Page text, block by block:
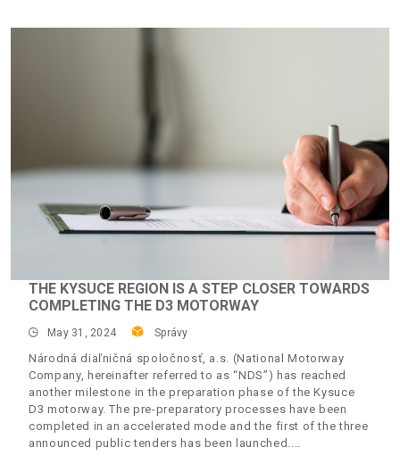
THE KYSUCE REGION IS A STEP CLOSER TOWARDS
COMPLETING THE D3 MOTORWAY
May 31, 2024 Správy
Národná diaľničná spoločnosť, a.s. (National Motorway
Company, hereinafter referred to as “NDS”) has reached
another milestone in the preparation phase of the Kysuce
D3 motorway. The pre-preparatory processes have been
completed in an accelerated mode and the first of the three
announced public tenders has been launched.